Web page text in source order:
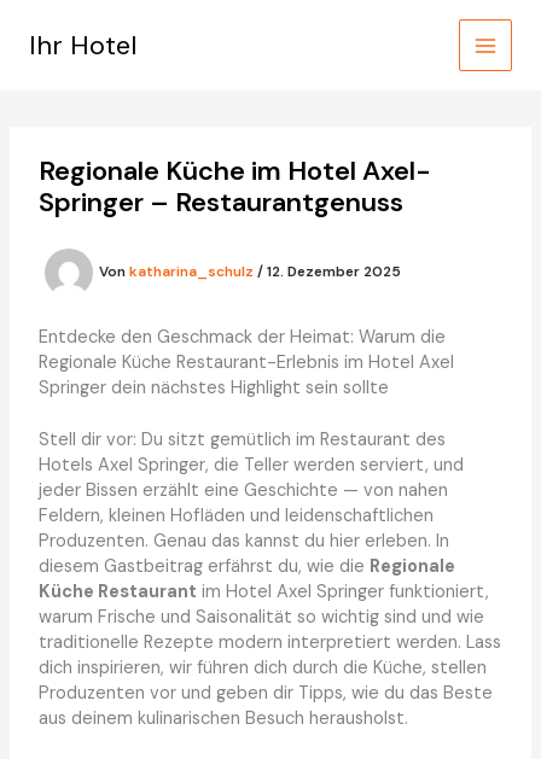
Inhalt
springenIhr Hotel
Regionale Küche im Hotel Axel-
Springer – Restaurantgenuss
Vonkatharina_schulz /12. Dezember 2025
Entdecke den Geschmack der Heimat: Warum die
Regionale Küche Restaurant-Erlebnis im Hotel Axel
Springer dein nächstes Highlight sein sollte
Stell dir vor: Du sitzt gemütlich im Restaurant des
Hotels Axel Springer, die Teller werden serviert, und
jeder Bissen erzählt eine Geschichte — von nahen
Feldern, kleinen Hofläden und leidenschaftlichen
Produzenten. Genau das kannst du hier erleben. In
diesem Gastbeitrag erfährst du, wie die Regionale
Küche Restaurant im Hotel Axel Springer funktioniert,
warum Frische und Saisonalität so wichtig sind und wie
traditionelle Rezepte modern interpretiert werden. Lass
dich inspirieren, wir führen dich durch die Küche, stellen
Produzenten vor und geben dir Tipps, wie du das Beste
aus deinem kulinarischen Besuch herausholst.